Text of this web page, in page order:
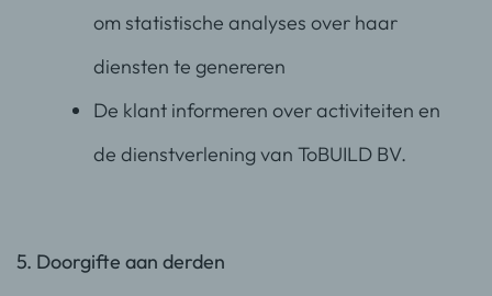
om statistische analyses over haar
diensten te genereren
De klant informeren over activiteiten en
de dienstverlening van ToBUILD BV.
5. Doorgifte aan derden